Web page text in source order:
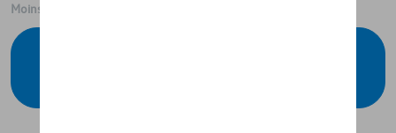
Moins de 5 pcs disponibles.